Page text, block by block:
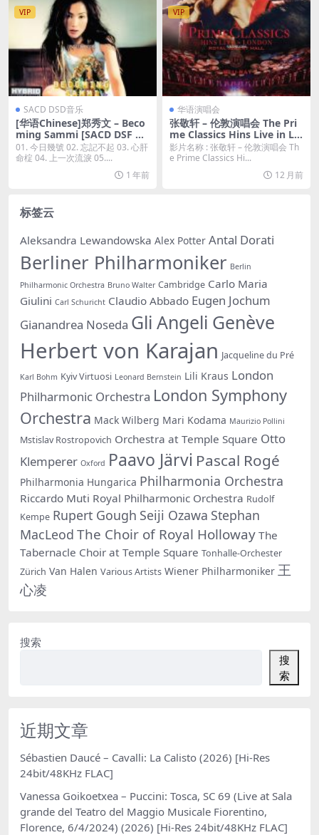
VIP
SACD DSD音乐
[华语Chinese]郑秀文 – Beco
ming Sammi [SACD DSF 百
度云]
01. 今日幾號 02. 忘記不起 03. 心肝
命椗 04. 上一次流淚 05....
1 年前
VIP
华语演唱会
张敬轩 – 伦敦演唱会 The Pri
me Classics Hins Live in Lo
ndon Concert 2023 [2024]
蓝光原盘 [BDISO 53.9G]
影片名称 : 张敬轩 – 伦敦演唱会 Th
e Prime Classics Hi...
12 月前
标签云
Aleksandra Lewandowska Alex Potter Antal Dorati
Berliner Philharmoniker Berlin
Philharmonic Orchestra Bruno Walter Cambridge Carlo Maria
Giulini Carl Schuricht Claudio Abbado Eugen Jochum
Gianandrea Noseda Gli Angeli Genève
Herbert von Karajan Jacqueline du Pré
Karl Bohm Kyiv Virtuosi Leonard Bernstein Lili Kraus London
Philharmonic Orchestra London Symphony
Orchestra Mack Wilberg Mari Kodama Maurizio Pollini
Mstislav Rostropovich Orchestra at Temple Square Otto
Klemperer Oxford Paavo Järvi Pascal Rogé
Philharmonia Hungarica Philharmonia Orchestra
Riccardo Muti Royal Philharmonic Orchestra Rudolf
Kempe Rupert Gough Seiji Ozawa Stephan
MacLeod The Choir of Royal Holloway The
Tabernacle Choir at Temple Square Tonhalle-Orchester
Zürich Van Halen Various Artists Wiener Philharmoniker 王
心凌
搜索
搜
索
近期文章
Sébastien Daucé – Cavalli: La Calisto (2026) [Hi-Res
24bit/48KHz FLAC]
Vanessa Goikoetxea – Puccini: Tosca, SC 69 (Live at Sala
grande del Teatro del Maggio Musicale Fiorentino,
Florence, 6/4/2024) (2026) [Hi-Res 24bit/48KHz FLAC]